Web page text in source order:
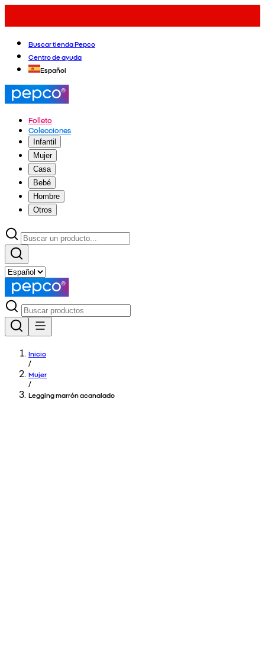
Buscar tienda Pepco
Centro de ayuda
Español
Folleto
Colecciones
Infantil
Mujer
Casa
Bebé
Hombre
Otros
Inicio
/
Mujer
/
Legging marrón acanalado